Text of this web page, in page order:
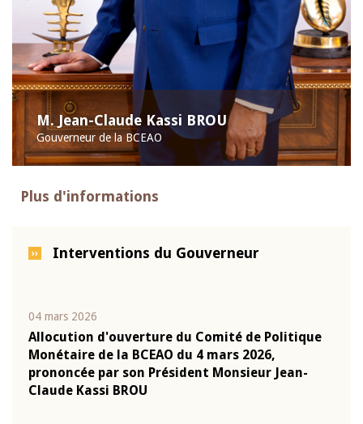
M. Jean-Claude Kassi BROU
Gouverneur de la BCEAO
Plus d'informations
Interventions du Gouverneur
04 mars 2026
Allocution d'ouverture du Comité de Politique
Monétaire de la BCEAO du 4 mars 2026,
prononcée par son Président Monsieur Jean-
Claude Kassi BROU